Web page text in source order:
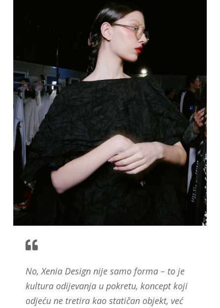
No, Xenia Design nije samo forma – to je
kultura odijevanja u pokretu, koncept koji
odjeću ne tretira kao statičan objekt, već